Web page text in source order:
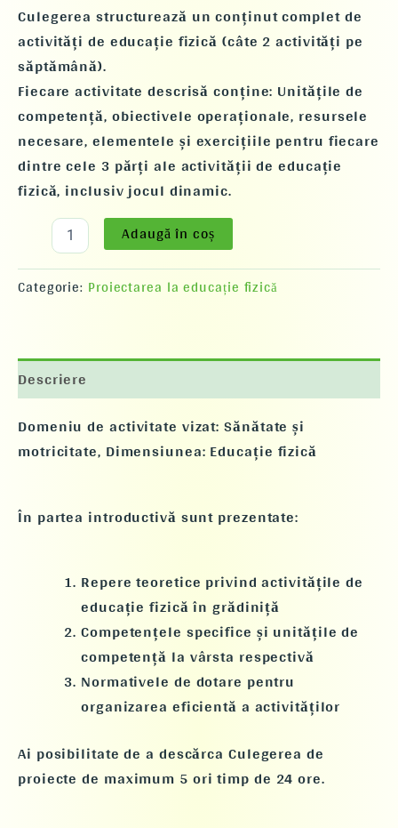
Culegerea structurează un conținut complet de
activități de educație fizică (câte 2 activități pe
săptămână).
Fiecare activitate descrisă conține: Unitățile de
competență, obiectivele operaționale, resursele
necesare, elementele și exercițiile pentru fiecare
dintre cele 3 părți ale activității de educație
fizică, inclusiv jocul dinamic.
Adaugă în coș
Categorie: Proiectarea la educație fizică
Descriere
Domeniu de activitate vizat:Sănătate și
motricitate, Dimensiunea:Educație fizică
În partea introductivă sunt prezentate:
Repere teoretice privind activitățile de
educație fizică în grădiniță
Competențele specifice și unitățile de
competență la vârsta respectivă
Normativele de dotare pentru
organizarea eficientă a activităților
Ai posibilitate de a descărca Culegerea de
proiecte de maximum 5 ori timp de 24 ore.